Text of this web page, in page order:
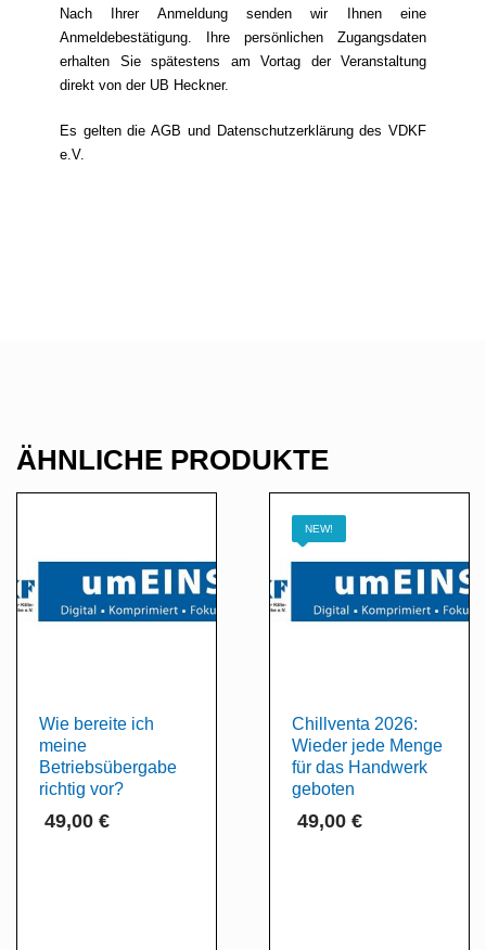
Nach Ihrer Anmeldung senden wir Ihnen eine
Anmeldebestätigung. Ihre persönlichen Zugangsdaten
erhalten Sie spätestens am Vortag der Veranstaltung
direkt von der UB Heckner.
Es gelten die AGB und Datenschutzerklärung des VDKF
e.V.
ÄHNLICHE PRODUKTE
Wie bereite ich
meine
Betriebsübergabe
richtig vor?
49,00 €
NEW!
Chillventa 2026:
Wieder jede Menge
für das Handwerk
geboten
49,00 €